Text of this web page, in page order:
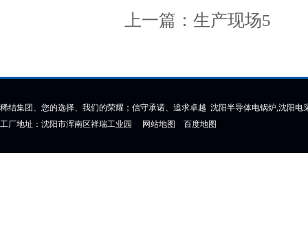
上一篇： 生产现场5
稀结集团、您的选择、我们的荣耀；信守承诺、追求卓越 沈阳半导体电锅炉,沈阳电
工厂地址：沈阳市浑南区祥瑞工业园 网站地图 百度地图